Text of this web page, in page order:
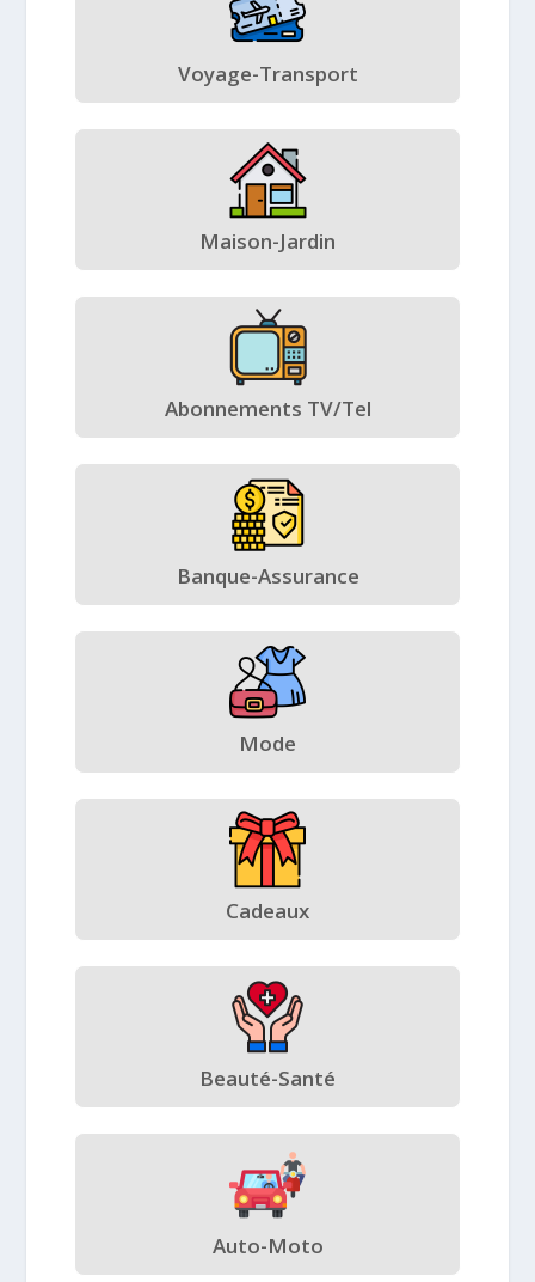
Voyage-Transport
Maison-Jardin
Abonnements TV/Tel
Banque-Assurance
Mode
Cadeaux
Beauté-Santé
Auto-Moto